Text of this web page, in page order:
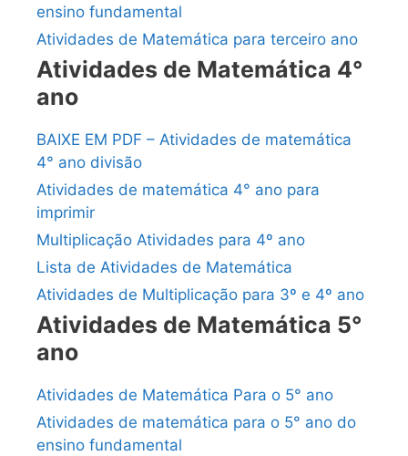
ensino fundamental
Atividades de Matemática para terceiro ano
Atividades de Matemática 4°
ano
BAIXE EM PDF – Atividades de matemática
4° ano divisão
Atividades de matemática 4° ano para
imprimir
Multiplicação Atividades para 4º ano
Lista de Atividades de Matemática
Atividades de Multiplicação para 3º e 4º ano
Atividades de Matemática 5°
ano
Atividades de Matemática Para o 5° ano
Atividades de matemática para o 5° ano do
ensino fundamental